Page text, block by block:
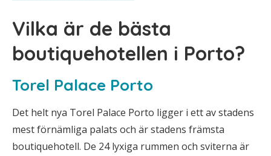
Vilka är de bästa
boutiquehotellen i Porto?
Torel Palace Porto
Det helt nya Torel Palace Porto ligger i ett av stadens
mest förnämliga palats och är stadens främsta
boutiquehotell. De 24 lyxiga rummen och sviterna är